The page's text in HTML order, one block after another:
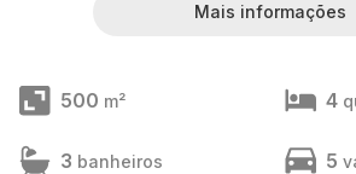
Mais informações
500 m² 4
3 banheiros 5